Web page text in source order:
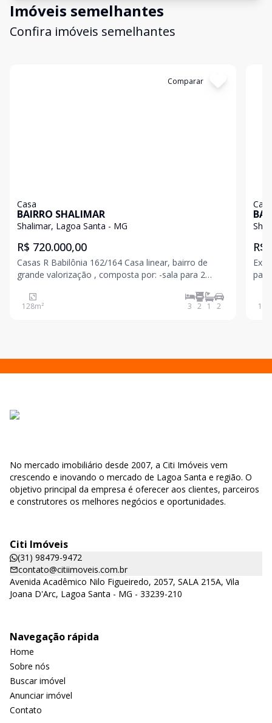
Imóveis semelhantes
Confira imóveis semelhantes
Comparar
Casa
BAIRRO SHALIMAR
Shalimar, Lagoa Santa - MG
R$ 720.000,00
Casas R Babilônia 162/164 Casa linear, bairro de
grande valorização , composta por: -sala para 2
com bancadas em granito -lavanderia -banheiro
social -3 quartos sendo 1 suíte -garagem para 2 car
128m² 3 2 1 2
Casa
R$
para Belo
131
No mercado imobiliário desde 2007, a Citi Imóveis vem
crescendo e inovando o mercado de Lagoa Santa e região. O
objetivo principal da empresa é oferecer aos clientes, parceiros
e construtores os melhores negócios e oportunidades.
Citi Imóveis
(31) 98479-9472
contato@citiimoveis.com.br
Avenida Acadêmico Nilo Figueiredo, 2057, SALA 215A, Vila
Joana D'Arc, Lagoa Santa - MG - 33239-210
Navegação rápida
Home
Sobre nós
Buscar imóvel
Anunciar imóvel
Contato